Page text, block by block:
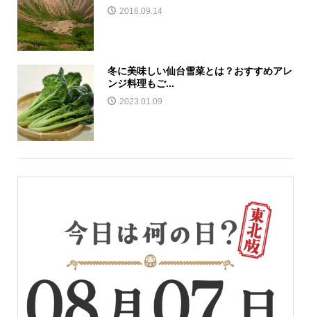
2016.09.14
冬に美味しい仙台雪菜とは？おすすめアレ
ンジ料理もご...
2023.01.09